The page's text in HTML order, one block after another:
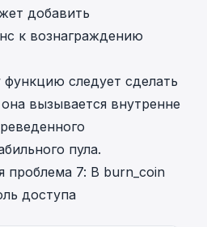
добавить
к вознаграждению
функцию следует сделать
вызывается внутренне
пула.
проблема 7: В burn_coin
доступа